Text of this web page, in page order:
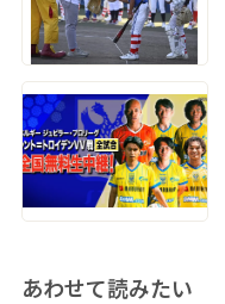
あわせて読みたい